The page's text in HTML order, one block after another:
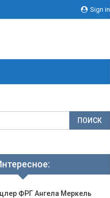
Sign in
ФРГ Ангела Меркель